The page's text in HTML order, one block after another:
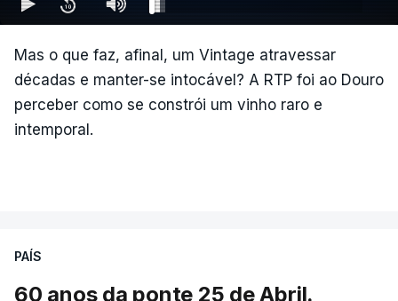
Mas o que faz, afinal, um Vintage atravessar
décadas e manter-se intocável? A RTP foi ao Douro
perceber como se constrói um vinho raro e
intemporal.
PAÍS
60 anos da ponte 25 de Abril.